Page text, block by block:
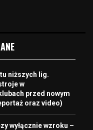
niższych lig.
w
przed nowym
oraz video)
wyłącznie wzroku –